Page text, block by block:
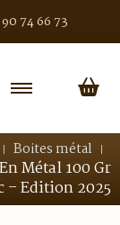
74 66 73
Boites métal
Métal 100 Gr
– Edition 2025